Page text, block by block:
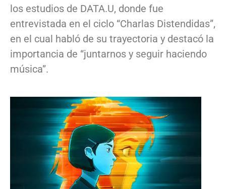
los estudios de DATA.U, donde fue
entrevistada en el ciclo “Charlas Distendidas”,
en el cual habló de su trayectoria y destacó la
importancia de “juntarnos y seguir haciendo
música”.